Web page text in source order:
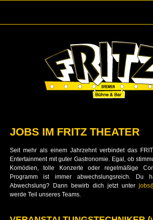
JOBS IM FRITZ THEATER
Seit mehr als einem Jahrzehnt verbindet das
Entertainment mit guter Gastronomie. Egal, ob
Komödien, tolle Konzerte oder regelmäßige
Programm ist immer abwechslungsreich. Du
Abwechslung? Dann bewirb dich jetzt unter
werde Teil unseres Teams.